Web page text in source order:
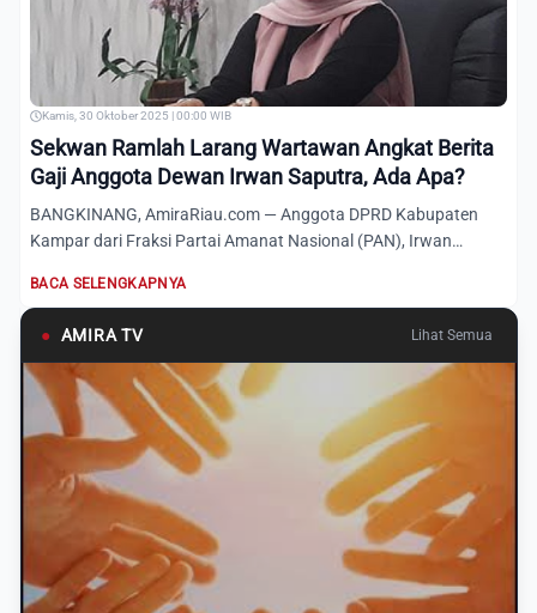
Kamis, 30 Oktober 2025 | 00:00 WIB
Sekwan Ramlah Larang Wartawan Angkat Berita
Gaji Anggota Dewan Irwan Saputra, Ada Apa?
BANGKINANG, AmiraRiau.com — Anggota DPRD Kabupaten
Kampar dari Fraksi Partai Amanat Nasional (PAN), Irwan
BACA SELENGKAPNYA
● AMIRA TV Lihat Semua